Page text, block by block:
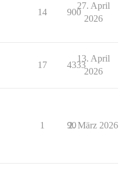
14 900
27. April
2026
17 4333
13. April
2026
1 90
2. März 2026